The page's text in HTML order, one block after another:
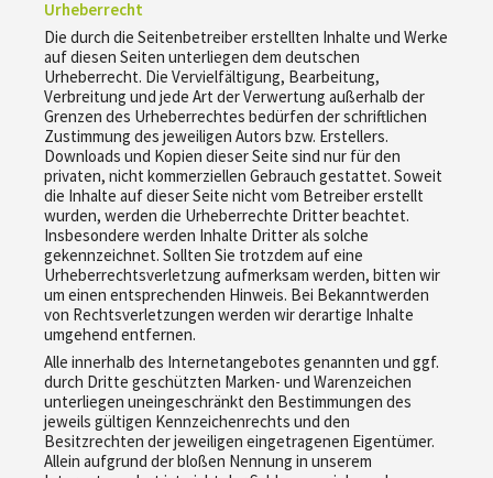
Urheberrecht
Die durch die Seitenbetreiber erstellten Inhalte und Werke
auf diesen Seiten unterliegen dem deutschen
Urheberrecht. Die Vervielfältigung, Bearbeitung,
Verbreitung und jede Art der Verwertung außerhalb der
Grenzen des Urheberrechtes bedürfen der schriftlichen
Zustimmung des jeweiligen Autors bzw. Erstellers.
Downloads und Kopien dieser Seite sind nur für den
privaten, nicht kommerziellen Gebrauch gestattet. Soweit
die Inhalte auf dieser Seite nicht vom Betreiber erstellt
wurden, werden die Urheberrechte Dritter beachtet.
Insbesondere werden Inhalte Dritter als solche
gekennzeichnet. Sollten Sie trotzdem auf eine
Urheberrechtsverletzung aufmerksam werden, bitten wir
um einen entsprechenden Hinweis. Bei Bekanntwerden
von Rechtsverletzungen werden wir derartige Inhalte
umgehend entfernen.
Alle innerhalb des Internetangebotes genannten und ggf.
durch Dritte geschützten Marken- und Warenzeichen
unterliegen uneingeschränkt den Bestimmungen des
jeweils gültigen Kennzeichenrechts und den
Besitzrechten der jeweiligen eingetragenen Eigentümer.
Allein aufgrund der bloßen Nennung in unserem